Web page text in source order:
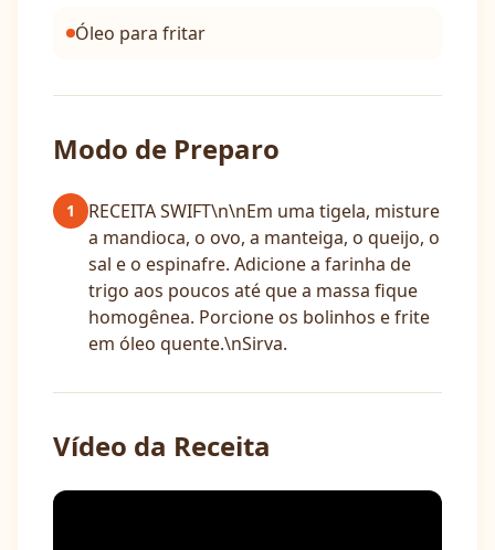
Óleo para fritar
Modo de Preparo
1
RECEITA SWIFT\n\nEm uma tigela, misture
a mandioca, o ovo, a manteiga, o queijo, o
sal e o espinafre. Adicione a farinha de
trigo aos poucos até que a massa fique
homogênea. Porcione os bolinhos e frite
em óleo quente.\nSirva.
Vídeo da Receita